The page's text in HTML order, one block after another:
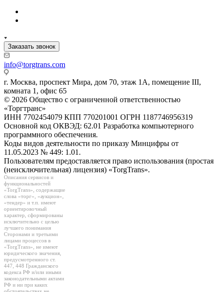
Заказать звонок
info@torgtrans.com
г. Москва, проспект Мира, дом 70, этаж 1А, помещение III,
комната 1, офис 65
© 2026 Общество с ограниченной ответственностью
«Торгтранс»
ИНН 7702454079 КПП 770201001 ОГРН 1187746956319
Основной код ОКВЭД: 62.01 Разработка компьютерного
программного обеспечения.
Коды видов деятельности по приказу Минцифры от
11.05.2023 № 449: 1.01.
Пользователям предоставляется право использования (простая
(неисключительная) лицензия) «TorgTrans».
Описания сервисов и
функциональностей
«TorgTrans», содержащие
слова «торг», «аукцион»,
«тендер» и т.п. имеют
ориентировочный
характер, сформированы
исключительно с целью
лучшего понимания
Сторонами и третьими
лицами процессов в
«TorgTrans», не имеют
юридического значения,
предусмотренного ст.
447, 448 Гражданского
кодекса РФ и/или иными
законодательными актами
РФ и ни при каких